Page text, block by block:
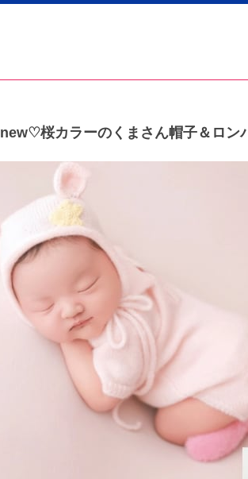
new♡桜カラーのくまさん帽子＆ロン